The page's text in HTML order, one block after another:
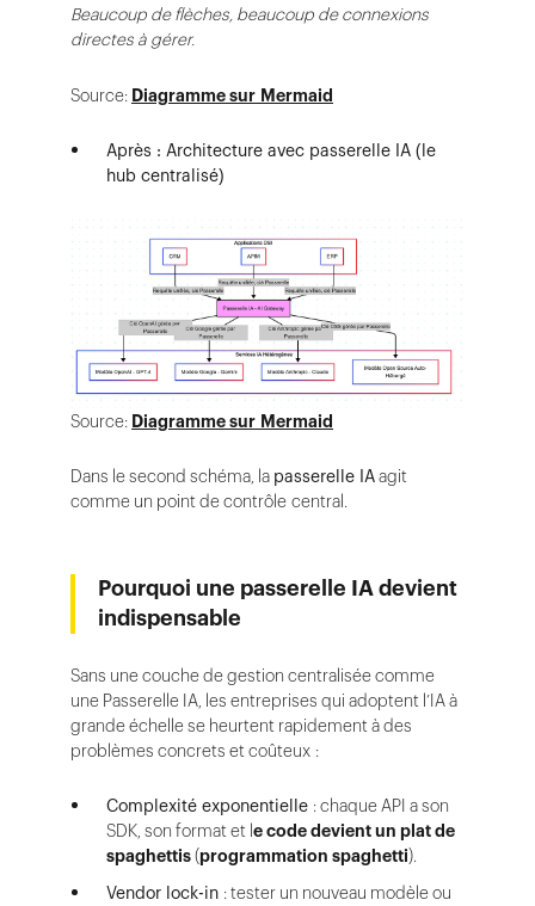
Beaucoup de flèches, beaucoup de connexions
directes à gérer.
Source: Diagramme sur Mermaid
Après : Architecture avec passerelle IA (le
hub centralisé)
Source: Diagramme sur Mermaid
Dans le second schéma, la passerelle IAagit
comme un point de contrôle central.
Pourquoi une passerelle IA devient
indispensable
Sans une couche de gestion centralisée comme
une Passerelle IA, les entreprises qui adoptent l’IA à
grande échelle se heurtent rapidement à des
problèmes concrets et coûteux :
Complexité exponentielle : chaque API a son
SDK, son format et le code devient un plat de
spaghettis(programmation spaghetti).
Vendor lock-in : tester un nouveau modèle ou